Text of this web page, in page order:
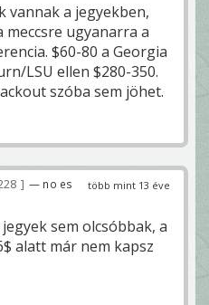
vannak a jegyekben,
meccsre ugyanarra a
$60-80 a Georgia
LSU ellen $280-350.
szóba sem jöhet.
több mint 13 éve
— no es
sem olcsóbbak, a
alatt már nem kapsz